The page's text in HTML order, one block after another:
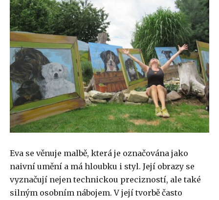
Eva se věnuje malbě, která je označována jako
naivní umění a má hloubku i styl. Její obrazy se
vyznačují nejen technickou precizností, ale také
silným osobním nábojem. V její tvorbě často